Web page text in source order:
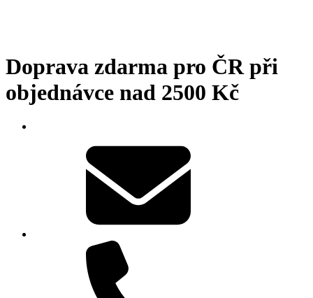
Doprava zdarma pro ČR při
objednávce nad 2500 Kč